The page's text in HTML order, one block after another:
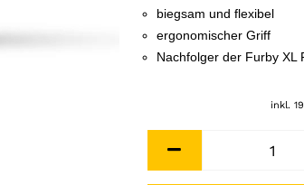
biegsam und flexibel
ergonomischer Griff
Nachfolger der Furby XL
inkl.